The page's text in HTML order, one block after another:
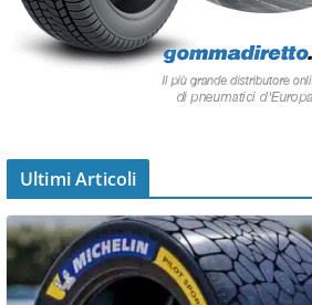
Ultimi Articoli